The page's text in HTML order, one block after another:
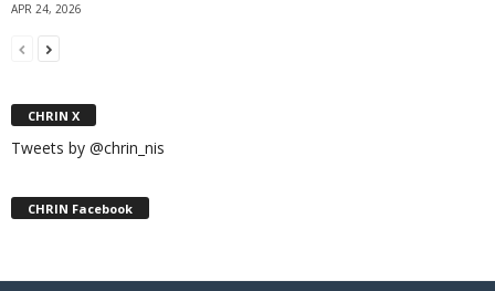
APR 24, 2026
CHRIN X
Tweets by @chrin_nis
CHRIN Facebook